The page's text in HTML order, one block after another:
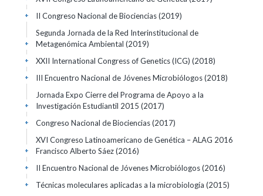
II Congreso Nacional de Biociencias(2019)
+
Segunda Jornada de la Red Interinstitucional de
Metagenómica Ambiental (2019)
+
XXII International Congress of Genetics (ICG) (2018)
+
III Encuentro Nacional de Jóvenes Microbiólogos(2018)
+
Jornada Expo Cierre del Programa de Apoyo a la
Investigación Estudiantil 2015 (2017)
+
Congreso Nacional de Biociencias(2017)
+
XVI Congreso Latinoamericano de Genética – ALAG 2016
Francisco Alberto Sáez(2016)
+
II Encuentro Nacional de Jóvenes Microbiólogos(2016)
+
Técnicas moleculares aplicadas a la microbiología (2015)
+